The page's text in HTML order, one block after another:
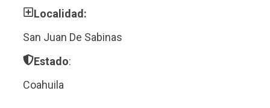
Localidad:
San Juan De Sabinas
Estado:
Coahuila